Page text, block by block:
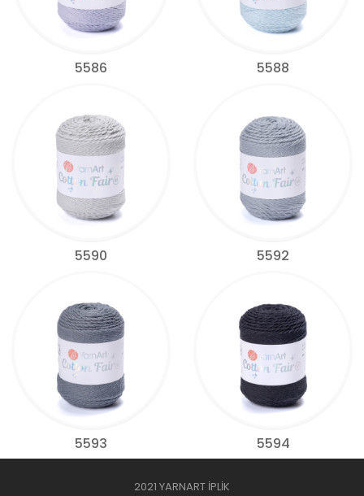
5586 5588
5590 5592
5593 5594
2021 YARNART İPLİK